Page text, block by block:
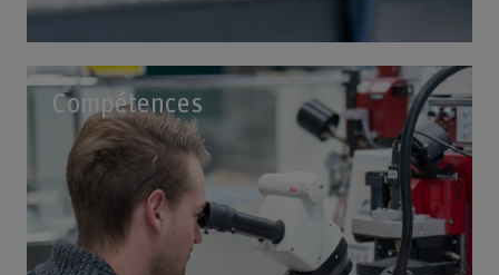
Compétences